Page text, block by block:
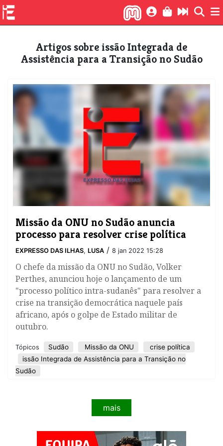
Artigos sobre issão Integrada de
Assistência para a Transição no Sudão
Missão da ONU no Sudão anuncia
processo para resolver crise política
EXPRESSO DAS ILHAS, LUSA / 8 jan 2022 15:28
O chefe da missão da ONU no Sudão, Volker
Perthes, anunciou hoje o lançamento de um
"processo político intra-sudanês" para resolver a
crise na transição democrática naquele país
africano, após o golpe de Estado militar de
outubro.
Tópicos Sudão Missão da ONU
crise política
issão Integrada de Assistência para a Transição no
Sudão
mais